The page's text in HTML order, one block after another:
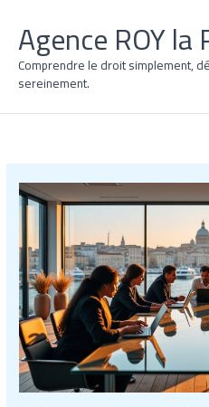
contenu
Agence ROY la
Comprendre le droit simplement,
sereinement.